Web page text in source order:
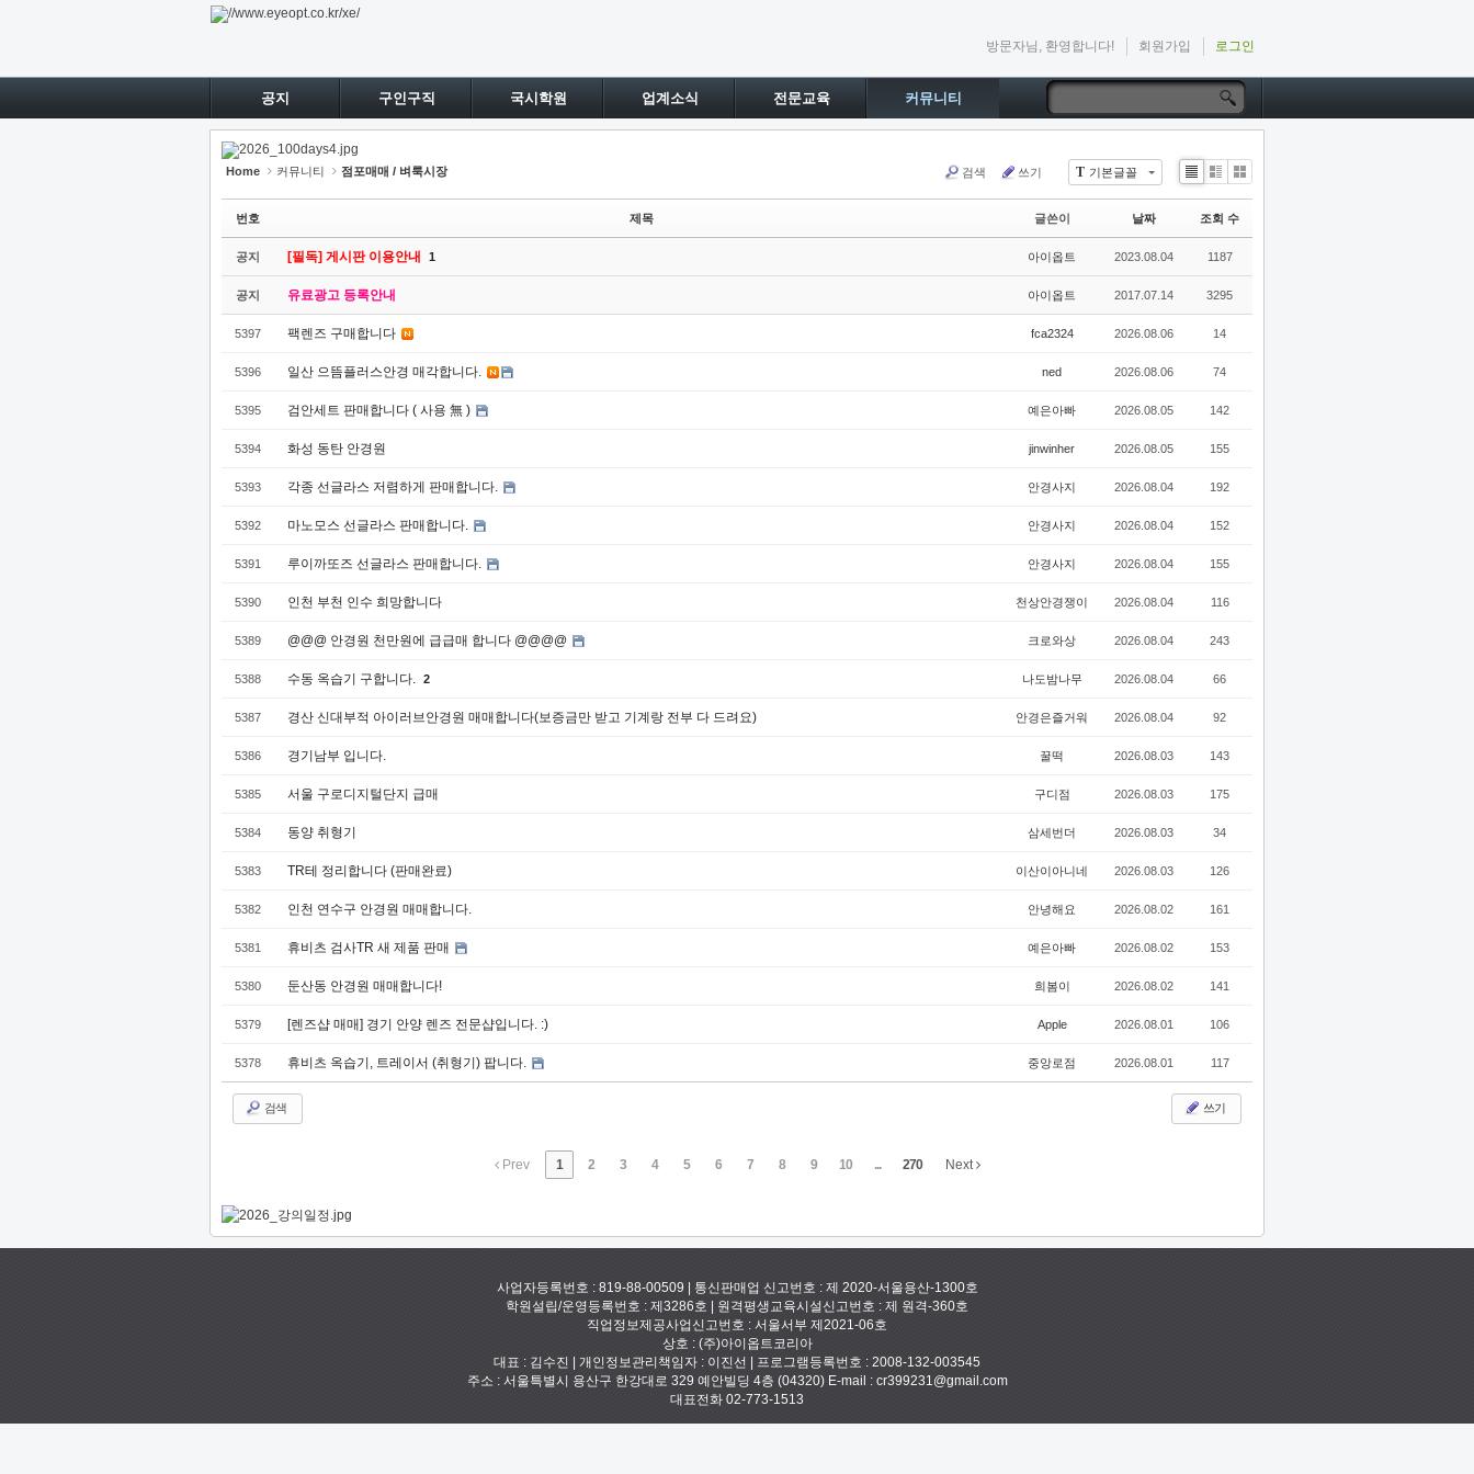
방문자님, 환영합니다! 회원가입 로그인
공지 구인구직 국시학원 업계소식 전문교육 커뮤니티
Home 커뮤니티 점포매매 / 벼룩시장 T 기본글꼴
검색 쓰기
Li
Zi
e
G
le
번호 제목 글쓴이 날짜 조회 수
공지 [필독] 게시판 이용안내 1 아이옵트 2023.08.04 1187
공지 유료광고 등록안내 아이옵트 2017.07.14 3295
5397 팩렌즈 구매합니다 fca2324 2026.08.06 14
5396 일산 으뜸플러스안경 매각합니다. ned 2026.08.06 74
5395 검안세트 판매합니다 ( 사용 無 ) 예은아빠 2026.08.05 142
5394 화성 동탄 안경원 jinwinher 2026.08.05 155
5393 각종 선글라스 저렴하게 판매합니다. 안경사지 2026.08.04 192
5392 마노모스 선글라스 판매합니다. 안경사지 2026.08.04 152
5391 루이까또즈 선글라스 판매합니다. 안경사지 2026.08.04 155
5390 인천 부천 인수 희망합니다 천상안경쟁이 2026.08.04 116
5389 @@@ 안경원 천만원에 급급매 합니다 @@@@ 크로와상 2026.08.04 243
5388 수동 옥습기 구합니다. 2 나도밤나무 2026.08.04 66
5387 경산 신대부적 아이러브안경원 매매합니다(보증금만 받고 기계랑 전부 다 드려요) 안경은즐거워 2026.08.04 92
5386 경기남부 입니다. 꿀떡 2026.08.03 143
5385 서울 구로디지털단지 급매 구디점 2026.08.03 175
5384 동양 취형기 삼세번더 2026.08.03 34
5383 TR테 정리합니다 (판매완료) 이산이아니네 2026.08.03 126
5382 인천 연수구 안경원 매매합니다. 안녕해요 2026.08.02 161
5381 휴비츠 검사TR 새 제품 판매 예은아빠 2026.08.02 153
5380 둔산동 안경원 매매합니다! 희봄이 2026.08.02 141
5379 [렌즈샵 매매] 경기 안양 렌즈 전문샵입니다. :) Apple 2026.08.01 106
5378 휴비츠 옥습기, 트레이서 (취형기) 팝니다. 중앙로점 2026.08.01 117
검색 쓰기
Prev 1 2 3 4 5 6 7 8 9 10 ... 270 Next
사업자등록번호 : 819-88-00509 | 통신판매업 신고번호 : 제 2020-서울용산-1300호
학원설립/운영등록번호 : 제3286호 | 원격평생교육시설신고번호 : 제 원격-360호
직업정보제공사업신고번호 : 서울서부 제2021-06호
상호 : (주)아이옵트코리아
대표 : 김수진 | 개인정보관리책임자 : 이진선 | 프로그램등록번호 : 2008-132-003545
주소 : 서울특별시 용산구 한강대로 329 예안빌딩 4층 (04320) E-mail : cr399231@gmail.com
대표전화 02-773-1513